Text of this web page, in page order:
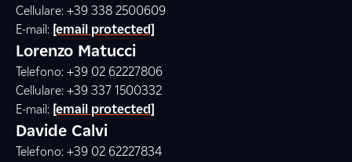
Cellulare: +39 338 2500609
E-mail: [email protected]
Lorenzo Matucci
Telefono: +39 02 62227806
Cellulare: +39 337 1500332
E-mail: [email protected]
Davide Calvi
Telefono: +39 02 62227834